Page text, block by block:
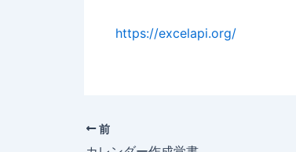
https://excelapi.org/
前